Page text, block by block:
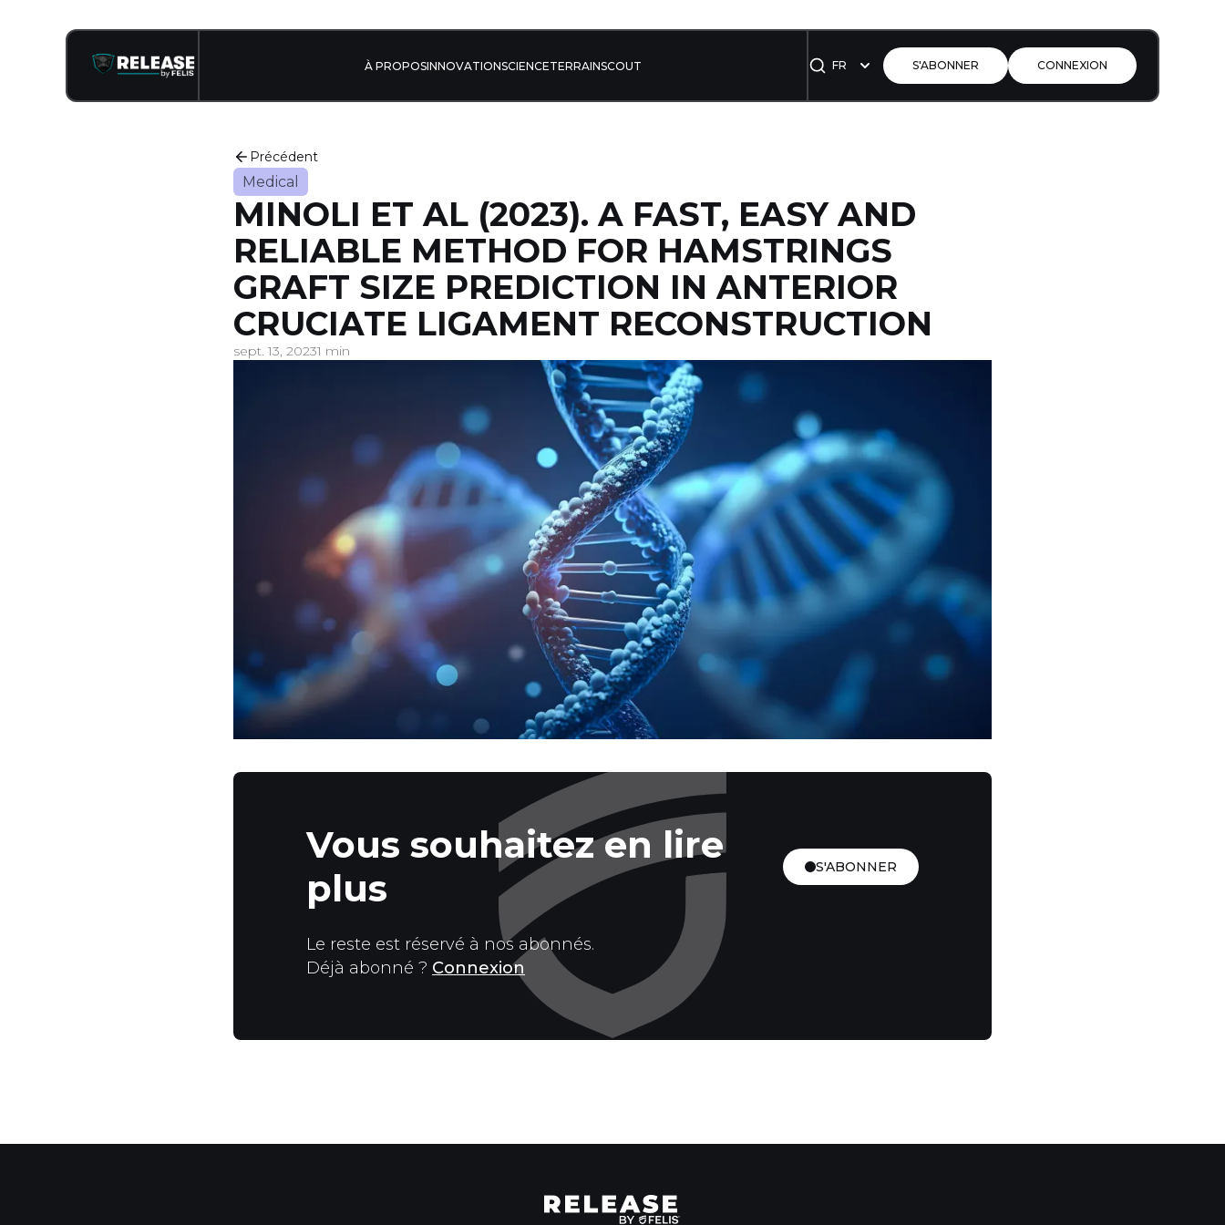
INNOVATIONSCIENCETERRAINSCOUT
À PROPOS FR S'ABONNER CONNEXION
Précédent
Medical
MINOLI ET AL (2023). A FAST, EASY AND
RELIABLE METHOD FOR HAMSTRINGS
GRAFT SIZE PREDICTION IN ANTERIOR
CRUCIATE LIGAMENT RECONSTRUCTION
sept. 13, 20231 min
Vous souhaitez en lire
plus
S'ABONNER
Le reste est réservé à nos abonnés.
Déjà abonné ? Connexion